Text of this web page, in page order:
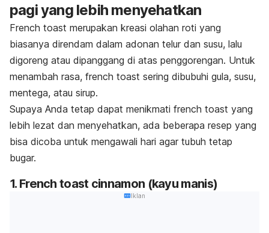
pagi yang lebih menyehatkan
French toast merupakan kreasi olahan roti yang
biasanya direndam dalam adonan telur dan susu, lalu
digoreng atau dipanggang di atas penggorengan. Untuk
menambah rasa, french toast sering dibubuhi gula, susu,
mentega, atau sirup.
Supaya Anda tetap dapat menikmati french toast yang
lebih lezat dan menyehatkan, ada beberapa resep yang
bisa dicoba untuk mengawali hari agar tubuh tetap
bugar.
1. French toast cinnamon (kayu manis)
Iklan